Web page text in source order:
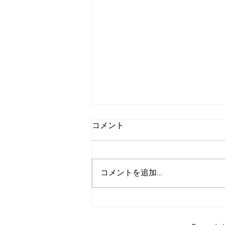
コメント
コメントを追加…